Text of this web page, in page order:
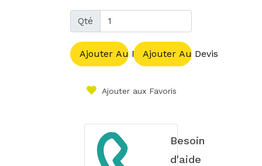
Qté
Ajouter Au PanierAjouter Au Devis
Ajouter aux Favoris
Besoin
d'aide